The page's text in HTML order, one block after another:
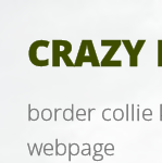
CRAZY
border collie
webpage